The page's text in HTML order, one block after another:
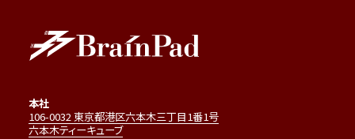
本社
106-0032 東京都港区六本木三丁目1番1号
六本木ティーキューブ